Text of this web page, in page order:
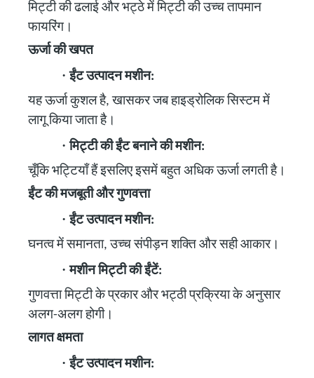
मिट्टी की ढलाई और भट्ठे में मिट्टी की उच्च तापमान
फायरिंग।
ऊर्जा की खपत
·ईंट उत्पादन मशीन:
यह ऊर्जा कुशल है, खासकर जब हाइड्रोलिक सिस्टम में
लागू किया जाता है।
·मिट्टी की ईंट बनाने की मशीन:
चूँकि भट्टियाँ हैं इसलिए इसमें बहुत अधिक ऊर्जा लगती है।
ईंट की मजबूती और गुणवत्ता
·ईंट उत्पादन मशीन:
घनत्व में समानता, उच्च संपीड़न शक्ति और सही आकार।
·मशीन मिट्टी की ईंटें:
गुणवत्ता मिट्टी के प्रकार और भट्ठी प्रक्रिया के अनुसार
अलग-अलग होगी।
लागत क्षमता
·ईंट उत्पादन मशीन: